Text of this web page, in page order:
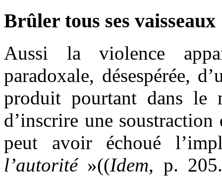
Brûler tous ses vaisseaux
Aussi la violence
paradoxale, désespérée,
produit pourtant dans le
d’inscrire une
peut avoir échoué
l’autorité»((Idem, p.